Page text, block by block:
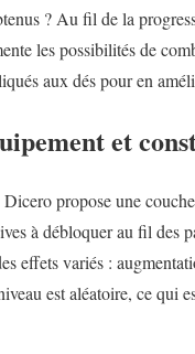
? Au fil de la
les possibilités de
aux dés pour en
et
propose une
à débloquer au fil des
effets variés :
est aléatoire, ce qui